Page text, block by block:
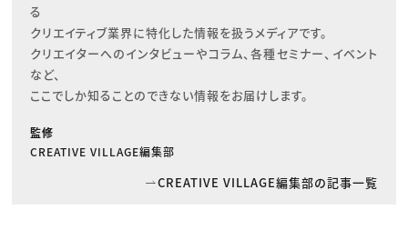
る
クリエイティブ業界に特化した情報を扱うメディアです。
クリエイターへのインタビューやコラム、各種セミナー、イベント
など、
ここでしか知ることのできない情報をお届けします。
監修
CREATIVE VILLAGE編集部
CREATIVE VILLAGE編集部の記事一覧